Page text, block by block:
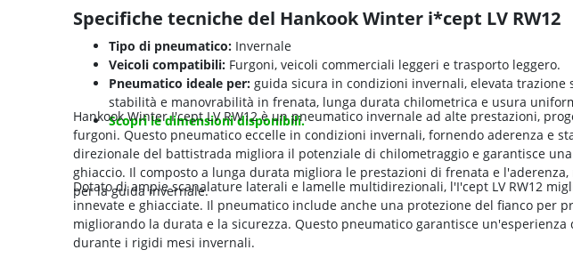
Specifiche tecniche del Hankook Winter i*cept LV RW12
Tipo di pneumatico: Invernale
Veicoli compatibili: Furgoni, veicoli commerciali leggeri e trasporto leggero.
Pneumatico ideale per: guida sicura in condizioni invernali, elevata trazione
stabilità e manovrabilità in frenata, lunga durata chilometrica e usura
Scopri le dimensioni disponibili.
Hankook Winter I'cept LV RW12 è un pneumatico invernale ad alte prestazioni,
furgoni. Questo pneumatico eccelle in condizioni invernali, fornendo aderenza e
direzionale del battistrada migliora il potenziale di chilometraggio e garantisce
ghiaccio. Il composto a lunga durata migliora le prestazioni di frenata e
per la guida invernale.
Dotato di ampie scanalature laterali e lamelle multidirezionali, l'I'cept LV RW12
innevate e ghiacciate. Il pneumatico include anche una protezione del fianco per
migliorando la durata e la sicurezza. Questo pneumatico garantisce
durante i rigidi mesi invernali.